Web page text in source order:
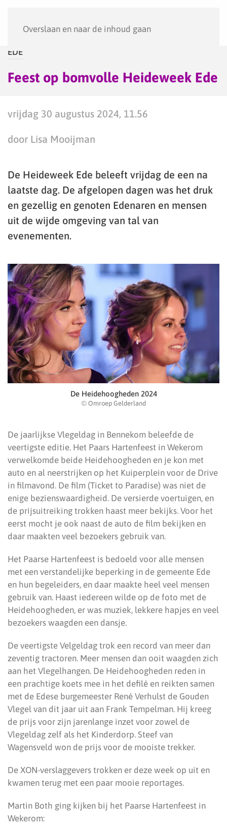
Overslaan en naar de inhoud gaan
EDE
Feest op bomvolle Heideweek Ede
vrijdag 30 augustus 2024, 11.56
door Lisa Mooijman
De Heideweek Ede beleeft vrijdag de een na
laatste dag. De afgelopen dagen was het druk
en gezellig en genoten Edenaren en mensen
uit de wijde omgeving van tal van
evenementen.
De Heidehoogheden 2024
© Omroep Gelderland
De jaarlijkse Vlegeldag in Bennekom beleefde de
veertigste editie. Het Paars Hartenfeest in Wekerom
verwelkomde beide Heidehoogheden en je kon met
auto en al neerstrijken op het Kuiperplein voor de Drive
in filmavond. De film (Ticket to Paradise) was niet de
enige bezienswaardigheid. De versierde voertuigen, en
de prijsuitreiking trokken haast meer bekijks. Voor het
eerst mocht je ook naast de auto de film bekijken en
daar maakten veel bezoekers gebruik van.
Het Paarse Hartenfeest is bedoeld voor alle mensen
met een verstandelijke beperking in de gemeente Ede
en hun begeleiders, en daar maakte heel veel mensen
gebruik van. Haast iedereen wilde op de foto met de
Heidehoogheden, er was muziek, lekkere hapjes en veel
bezoekers waagden een dansje.
De veertigste Velgeldag trok een record van meer dan
zeventig tractoren. Meer mensen dan ooit waagden zich
aan het Vlegelhangen. De Heidehoogheden reden in
een prachtige koets mee in het defilé en reikten samen
met de Edese burgemeester René Verhulst de Gouden
Vlegel van dit jaar uit aan Frank Tempelman. Hij kreeg
de prijs voor zijn jarenlange inzet voor zowel de
Vlegeldag zelf als het Kinderdorp. Steef van
Wagensveld won de prijs voor de mooiste trekker.
De XON-verslaggevers trokken er deze week op uit en
kwamen terug met een paar mooie reportages.
Martin Both ging kijken bij het Paarse Hartenfeest in
Wekerom: